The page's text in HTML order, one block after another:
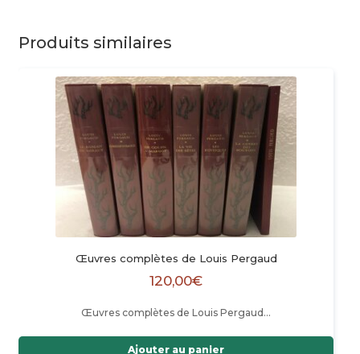
Produits similaires
Œuvres complètes de Louis Pergaud
120,00€
Œuvres complètes de Louis Pergaud…
Ajouter au panier